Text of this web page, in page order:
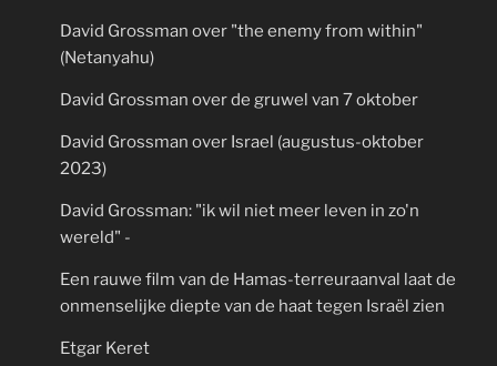
David Grossman over "the enemy from within"
(Netanyahu)
David Grossman over de gruwel van 7 oktober
David Grossman over Israel (augustus-oktober
2023)
David Grossman: "ik wil niet meer leven in zo'n
wereld" -
Een rauwe film van de Hamas-terreuraanval laat de
onmenselijke diepte van de haat tegen Israël zien
Etgar Keret